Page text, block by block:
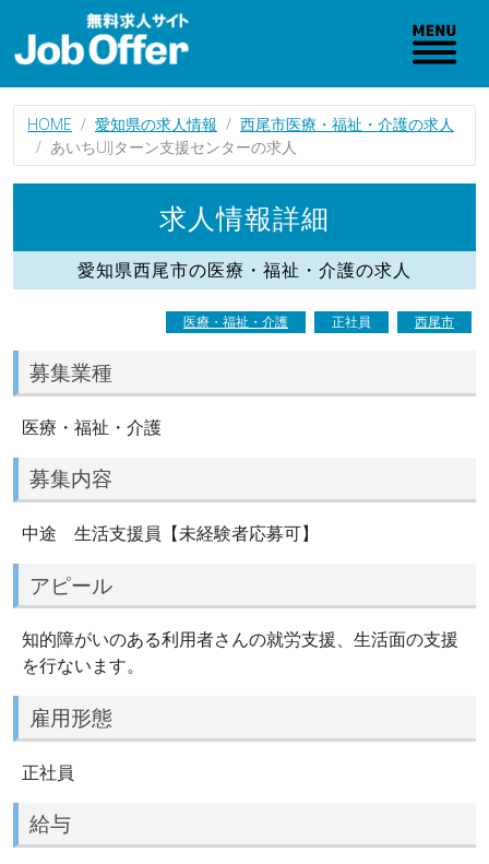
HOME 愛知県の求人情報
西尾市医療・福祉・介護の求人
あいちUIJターン支援センターの求人
求人情報詳細
愛知県西尾市の医療・福祉・介護の求人
医療・福祉・介護 正社員 西尾市
募集業種
医療・福祉・介護
募集内容
中途 生活支援員【未経験者応募可】
アピール
知的障がいのある利用者さんの就労支援、生活面の支援
を行ないます。
雇用形態
正社員
給与